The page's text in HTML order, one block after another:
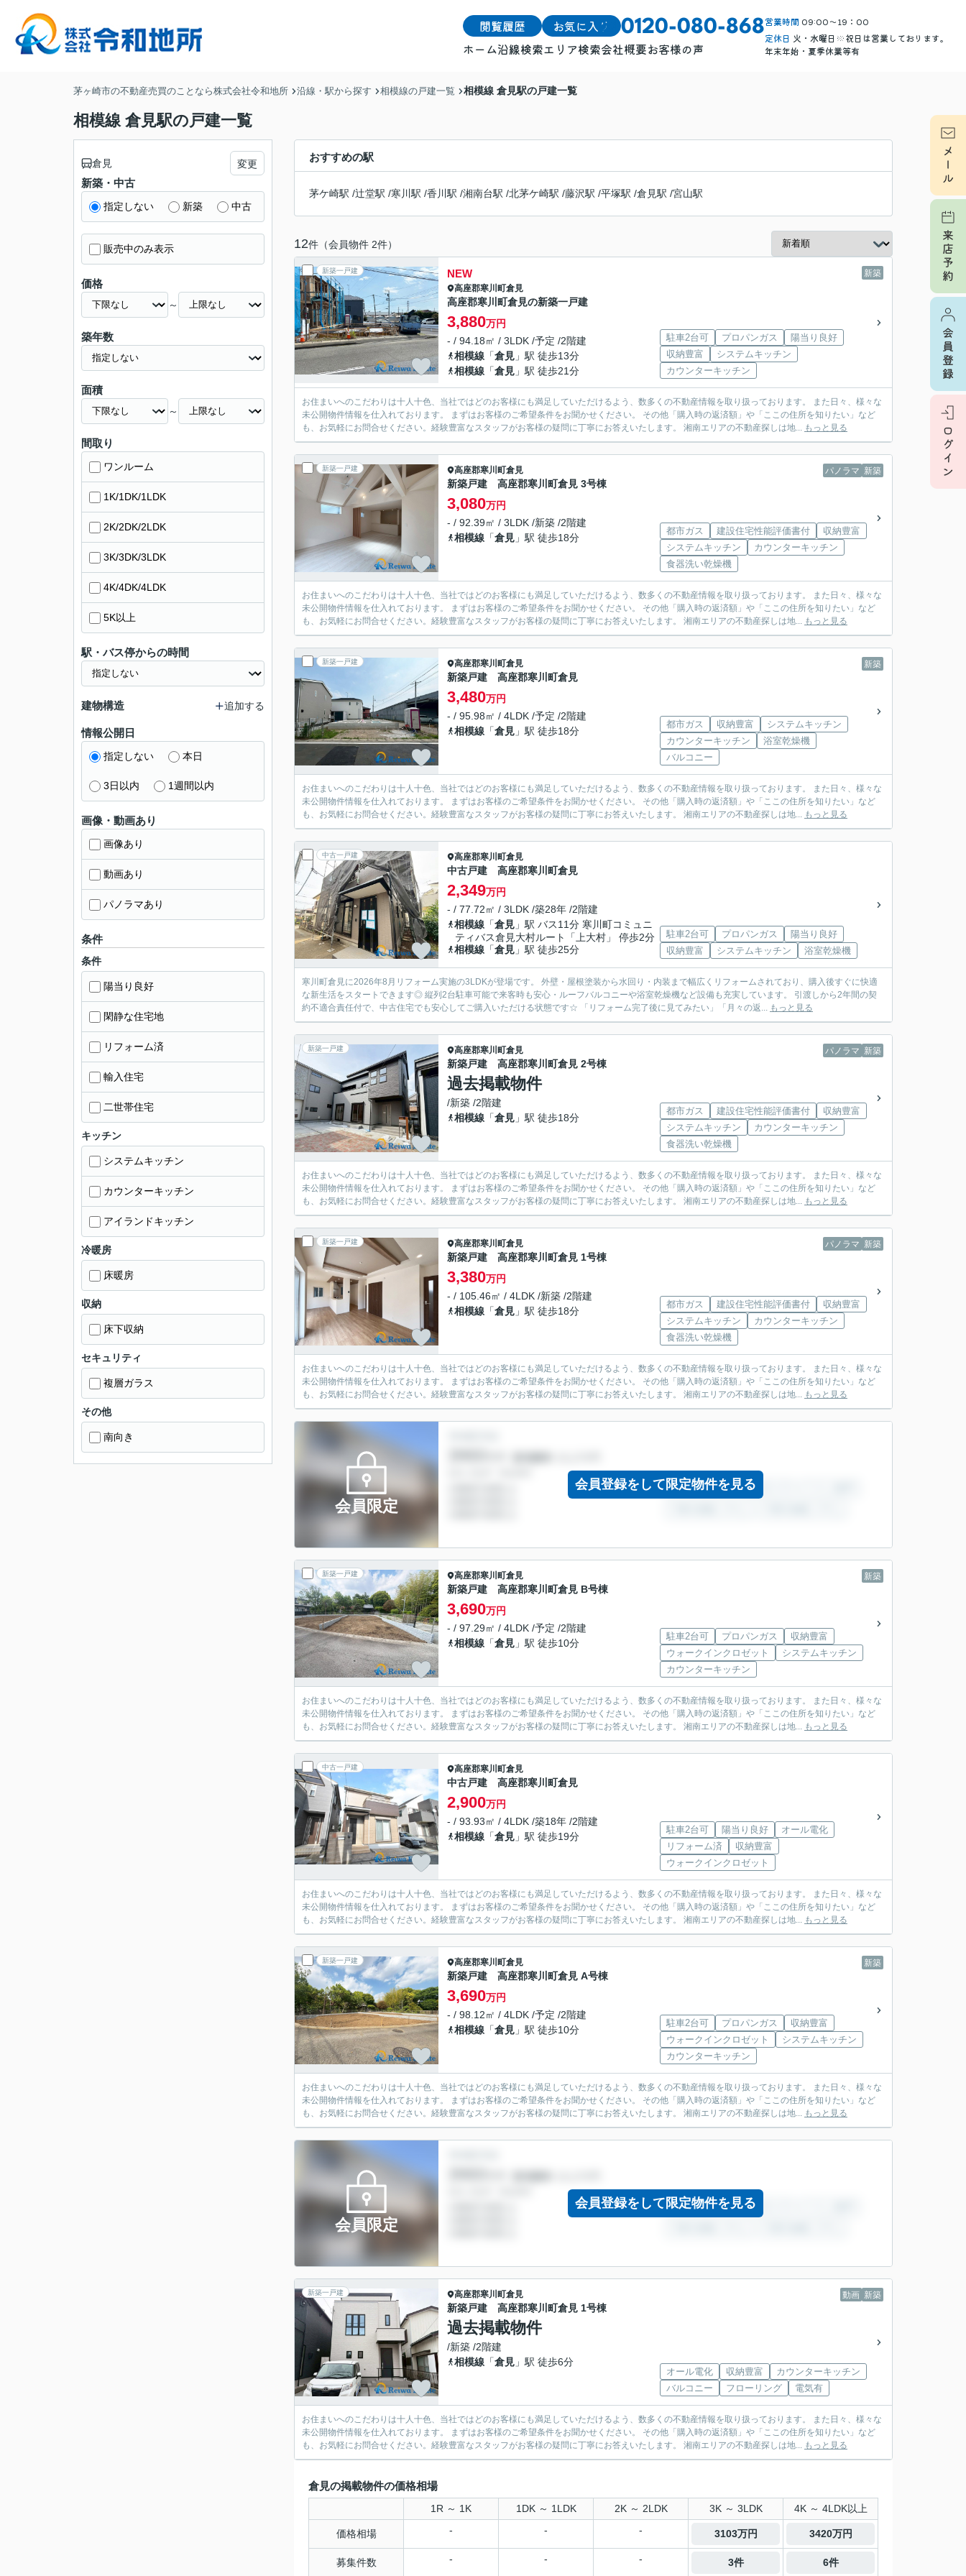
閲覧履歴 お気に入り 0120-080-868
ホーム沿線検索エリア検索会社概要お客様の声
営業時間 09:00～19：00
定休日 火・水曜日※祝日は営業しております。
年末年始・夏季休業等有
茅ヶ崎市の不動産売買のことなら株式会社令和地所 沿線・駅から探す 相模線の戸建一覧 相模線 倉見駅の戸建一覧
相模線 倉見駅の戸建一覧
おすすめの駅
茅ケ崎駅 /辻堂駅 /寒川駅 /香川駅 /湘南台駅 /北茅ケ崎駅 /藤沢駅 /平塚駅 /倉見駅 /宮山駅
12件（会員物件 2件）
新築一戸建 新築
NEW
高座郡寒川町倉見
高座郡寒川町倉見の新築一戸建
3,880万円
- / 94.18㎡ / 3LDK /予定 /2階建
相模線 「倉見 」駅 徒歩13分
相模線 「倉見 」駅 徒歩21分
駐車2台可 プロパンガス
陽当り良好
収納豊富
システムキッチン
カウンターキッチン
お住まいへのこだわりは十人十色、当社ではどのお客様にも満足していただけるよう、数多くの不動産情報を取り扱っております。 また日々、様々な
未公開物件情報を仕入れております。 まずはお客様のご希望条件をお聞かせください。 その他「購入時の返済額」や「ここの住所を知りたい」など
も、お気軽にお問合せください。経験豊富なスタッフがお客様の疑問に丁寧にお答えいたします。 湘南エリアの不動産探しは地... もっと見る
新築一戸建 パノラマ 新築
高座郡寒川町倉見
新築戸建 高座郡寒川町倉見 3号棟
3,080万円
- / 92.39㎡ / 3LDK /新築 /2階建
相模線 「倉見 」駅 徒歩18分
都市ガス 建設住宅性能評価書付
収納豊富
システムキッチン
カウンターキッチン
食器洗い乾燥機
お住まいへのこだわりは十人十色、当社ではどのお客様にも満足していただけるよう、数多くの不動産情報を取り扱っております。 また日々、様々な
未公開物件情報を仕入れております。 まずはお客様のご希望条件をお聞かせください。 その他「購入時の返済額」や「ここの住所を知りたい」など
も、お気軽にお問合せください。経験豊富なスタッフがお客様の疑問に丁寧にお答えいたします。 湘南エリアの不動産探しは地... もっと見る
新築一戸建 新築
高座郡寒川町倉見
新築戸建 高座郡寒川町倉見
3,480万円
- / 95.98㎡ / 4LDK /予定 /2階建
相模線 「倉見 」駅 徒歩18分
都市ガス 収納豊富
システムキッチン
カウンターキッチン
浴室乾燥機
バルコニー
お住まいへのこだわりは十人十色、当社ではどのお客様にも満足していただけるよう、数多くの不動産情報を取り扱っております。 また日々、様々な
未公開物件情報を仕入れております。 まずはお客様のご希望条件をお聞かせください。 その他「購入時の返済額」や「ここの住所を知りたい」など
も、お気軽にお問合せください。経験豊富なスタッフがお客様の疑問に丁寧にお答えいたします。 湘南エリアの不動産探しは地... もっと見る
中古一戸建 高座郡寒川町倉見
中古戸建 高座郡寒川町倉見
2,349万円
- / 77.72㎡ / 3LDK /築28年 /2階建
相模線 「倉見 」駅 バス11分 寒川町コミュニ
ティバス倉見大村ルート「上大村」 停歩2分
相模線 「倉見 」駅 徒歩25分
駐車2台可 プロパンガス
陽当り良好
収納豊富
システムキッチン 浴室乾燥機
寒川町倉見に2026年8月リフォーム実施の3LDKが登場です。 外壁・屋根塗装から水回り・内装まで幅広くリフォームされており、購入後すぐに快適
な新生活をスタートできます◎ 縦列2台駐車可能で来客時も安心・ルーフバルコニーや浴室乾燥機など設備も充実しています。 引渡しから2年間の契
約不適合責任付で、中古住宅でも安心してご購入いただける状態です☆ 「リフォーム完了後に見てみたい」「月々の返... もっと見る
新築一戸建 パノラマ 新築
高座郡寒川町倉見
新築戸建 高座郡寒川町倉見 2号棟
過去掲載物件
/新築 /2階建
相模線 「倉見 」駅 徒歩18分
都市ガス 建設住宅性能評価書付
収納豊富
システムキッチン
カウンターキッチン
食器洗い乾燥機
お住まいへのこだわりは十人十色、当社ではどのお客様にも満足していただけるよう、数多くの不動産情報を取り扱っております。 また日々、様々な
未公開物件情報を仕入れております。 まずはお客様のご希望条件をお聞かせください。 その他「購入時の返済額」や「ここの住所を知りたい」など
も、お気軽にお問合せください。経験豊富なスタッフがお客様の疑問に丁寧にお答えいたします。 湘南エリアの不動産探しは地... もっと見る
新築一戸建 パノラマ 新築
高座郡寒川町倉見
新築戸建 高座郡寒川町倉見 1号棟
3,380万円
- / 105.46㎡ / 4LDK /新築 /2階建
相模線 「倉見 」駅 徒歩18分
都市ガス 建設住宅性能評価書付
収納豊富
システムキッチン
カウンターキッチン
食器洗い乾燥機
お住まいへのこだわりは十人十色、当社ではどのお客様にも満足していただけるよう、数多くの不動産情報を取り扱っております。 また日々、様々な
未公開物件情報を仕入れております。 まずはお客様のご希望条件をお聞かせください。 その他「購入時の返済額」や「ここの住所を知りたい」など
も、お気軽にお問合せください。経験豊富なスタッフがお客様の疑問に丁寧にお答えいたします。 湘南エリアの不動産探しは地... もっと見る
会員限定
会員登録をして限定物件を見る
新築一戸建 新築
高座郡寒川町倉見
新築戸建 高座郡寒川町倉見 B号棟
3,690万円
- / 97.29㎡ / 4LDK /予定 /2階建
相模線 「倉見 」駅 徒歩10分
駐車2台可 プロパンガス
収納豊富
ウォークインクロゼット
システムキッチン
カウンターキッチン
お住まいへのこだわりは十人十色、当社ではどのお客様にも満足していただけるよう、数多くの不動産情報を取り扱っております。 また日々、様々な
未公開物件情報を仕入れております。 まずはお客様のご希望条件をお聞かせください。 その他「購入時の返済額」や「ここの住所を知りたい」など
も、お気軽にお問合せください。経験豊富なスタッフがお客様の疑問に丁寧にお答えいたします。 湘南エリアの不動産探しは地... もっと見る
中古一戸建 高座郡寒川町倉見
中古戸建 高座郡寒川町倉見
2,900万円
- / 93.93㎡ / 4LDK /築18年 /2階建
相模線 「倉見 」駅 徒歩19分
駐車2台可 陽当り良好
オール電化
リフォーム済
収納豊富
ウォークインクロゼット
お住まいへのこだわりは十人十色、当社ではどのお客様にも満足していただけるよう、数多くの不動産情報を取り扱っております。 また日々、様々な
未公開物件情報を仕入れております。 まずはお客様のご希望条件をお聞かせください。 その他「購入時の返済額」や「ここの住所を知りたい」など
も、お気軽にお問合せください。経験豊富なスタッフがお客様の疑問に丁寧にお答えいたします。 湘南エリアの不動産探しは地... もっと見る
新築一戸建 新築
高座郡寒川町倉見
新築戸建 高座郡寒川町倉見 A号棟
3,690万円
- / 98.12㎡ / 4LDK /予定 /2階建
相模線 「倉見 」駅 徒歩10分
駐車2台可 プロパンガス
収納豊富
ウォークインクロゼット
システムキッチン
カウンターキッチン
お住まいへのこだわりは十人十色、当社ではどのお客様にも満足していただけるよう、数多くの不動産情報を取り扱っております。 また日々、様々な
未公開物件情報を仕入れております。 まずはお客様のご希望条件をお聞かせください。 その他「購入時の返済額」や「ここの住所を知りたい」など
も、お気軽にお問合せください。経験豊富なスタッフがお客様の疑問に丁寧にお答えいたします。 湘南エリアの不動産探しは地... もっと見る
会員限定
会員登録をして限定物件を見る
新築一戸建 動画 新築
高座郡寒川町倉見
新築戸建 高座郡寒川町倉見 1号棟
過去掲載物件
/新築 /2階建
相模線 「倉見 」駅 徒歩6分
オール電化 収納豊富
カウンターキッチン
バルコニー
フローリング 電気有
お住まいへのこだわりは十人十色、当社ではどのお客様にも満足していただけるよう、数多くの不動産情報を取り扱っております。 また日々、様々な
未公開物件情報を仕入れております。 まずはお客様のご希望条件をお聞かせください。 その他「購入時の返済額」や「ここの住所を知りたい」など
も、お気軽にお問合せください。経験豊富なスタッフがお客様の疑問に丁寧にお答えいたします。 湘南エリアの不動産探しは地... もっと見る
倉見の掲載物件の価格相場
1R ～ 1K 1DK ～ 1LDK 2K ～ 2LDK 3K ～ 3LDK 4K ～ 4LDK以上
価格相場 - - - 3103万円 3420万円
募集件数 - - - 3件 6件
倉見 変更
新築・中古
指定しない 新築 中古
販売中のみ表示
価格
～
築年数
面積
～
間取り
ワンルーム
1K/1DK/1LDK
2K/2DK/2LDK
3K/3DK/3LDK
4K/4DK/4LDK
5K以上
駅・バス停からの時間
建物構造 追加する
情報公開日
指定しない 本日
3日以内 1週間以内
画像・動画あり
画像あり
動画あり
パノラマあり
条件
条件
陽当り良好
閑静な住宅地
リフォーム済
輸入住宅
二世帯住宅
キッチン
システムキッチン
カウンターキッチン
アイランドキッチン
冷暖房
床暖房
収納
床下収納
セキュリティ
複層ガラス
その他
南向き